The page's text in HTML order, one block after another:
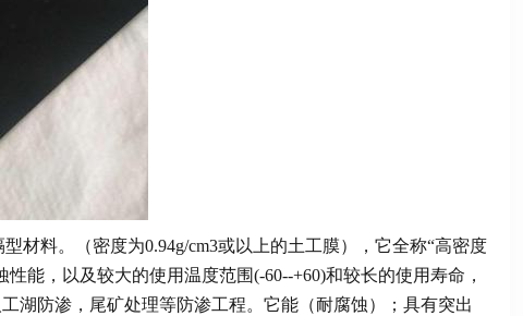
材料。（密度为0.94g/cm3或以上的土工膜），它全称“高密度
能，以及较大的使用温度范围(-60--+60)和较长的使用寿命，
湖防渗，尾矿处理等防渗工程。它能（耐腐蚀）；具有突出